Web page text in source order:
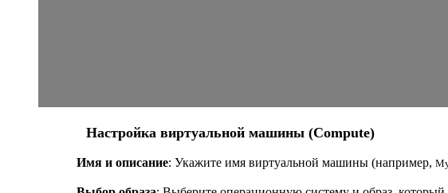
Настройка виртуальной машины (Compute)
Имя и описание: Укажите имя виртуальной машины (например,